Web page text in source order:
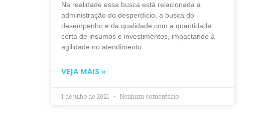
Na realidade essa busca está relacionada a
administração do desperdício, a busca do
desempenho e da qualidade com a quantidade
certa de insumos e investimentos, impactando a
agilidade no atendimento.
VEJA MAIS »
1 de julho de 2021 Nenhum comentário